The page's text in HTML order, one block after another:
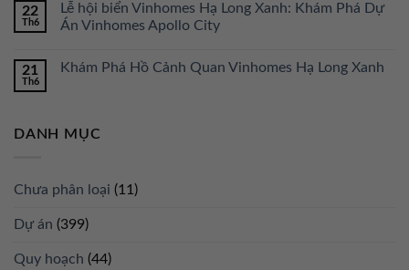
22
Th6
Lễ hội biển Vinhomes Hạ Long Xanh: Khám Phá Dự
Án Vinhomes Apollo City
21
Th6
Khám Phá Hồ Cảnh Quan Vinhomes Hạ Long Xanh
DANH MỤC
Chưa phân loại (11)
Dự án (399)
Quy hoạch (44)